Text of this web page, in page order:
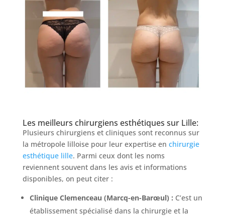
Les meilleurs chirurgiens esthétiques sur Lille:
Plusieurs chirurgiens et cliniques sont reconnus sur
la métropole lilloise pour leur expertise en chirurgie
esthétique lille. Parmi ceux dont les noms
reviennent souvent dans les avis et informations
disponibles, on peut citer :
Clinique Clemenceau (Marcq-en-Barœul) : C’est un
établissement spécialisé dans la chirurgie et la